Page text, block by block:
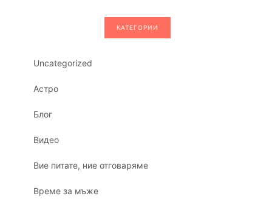
КАТЕГОРИИ
Uncategorized
Астро
Блог
Видео
Вие питате, ние отговаряме
Време за мъже